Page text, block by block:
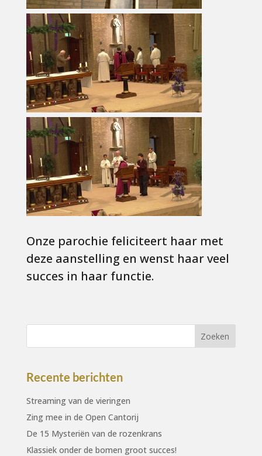
Onze parochie feliciteert haar met
deze aanstelling en wenst haar veel
succes in haar functie.
Recente berichten
Streaming van de vieringen
Zing mee in de Open Cantorij
De 15 Mysteriën van de rozenkrans
Klassiek onder de bomen groot succes!